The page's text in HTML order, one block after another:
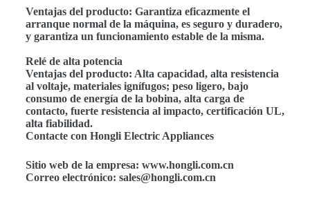
Ventajas del producto: Garantiza eficazmente el
arranque normal de la máquina, es seguro y duradero,
y garantiza un funcionamiento estable de la misma.
Relé de alta potencia
Ventajas del producto: Alta capacidad, alta resistencia
al voltaje, materiales ignífugos; peso ligero, bajo
consumo de energía de la bobina, alta carga de
contacto, fuerte resistencia al impacto, certificación UL,
alta fiabilidad.
Contacte con Hongli Electric Appliances
Sitio web de la empresa: www.hongli.com.cn
Correo electrónico: sales@hongli.com.cn